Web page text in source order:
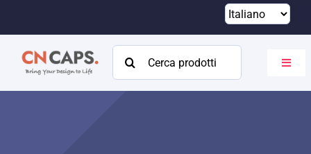
contenuto
Cercare: